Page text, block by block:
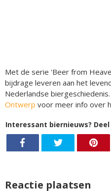
Met de serie 'Beer from
bijdrage leveren aan het
Nederlandse
Ontwerp voor meer info over
Interessant biernieuws?
Reactie plaatsen